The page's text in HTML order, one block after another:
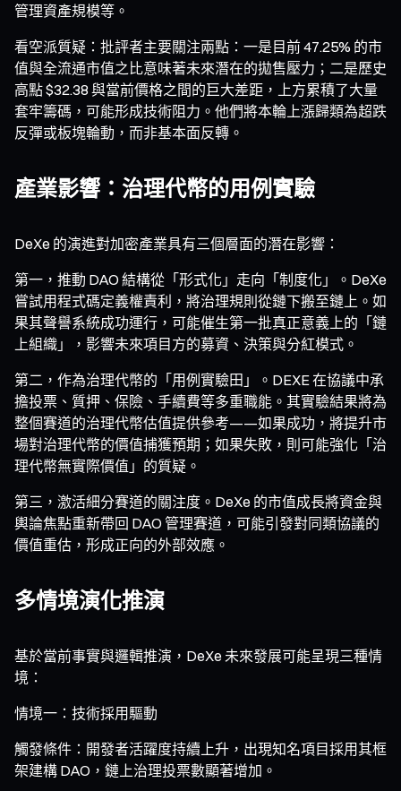
管理資產規模等。
看空派質疑：批評者主要關注兩點：一是目前 47.25% 的市
值與全流通市值之比意味著未來潛在的拋售壓力；二是歷史
高點 $32.38 與當前價格之間的巨大差距，上方累積了大量
套牢籌碼，可能形成技術阻力。他們將本輪上漲歸類為超跌
反彈或板塊輪動，而非基本面反轉。
產業影響：治理代幣的用例實驗
DeXe 的演進對加密產業具有三個層面的潛在影響：
第一，推動 DAO 結構從「形式化」走向「制度化」。DeXe
嘗試用程式碼定義權責利，將治理規則從鏈下搬至鏈上。如
果其聲譽系統成功運行，可能催生第一批真正意義上的「鏈
上組織」，影響未來項目方的募資、決策與分紅模式。
第二，作為治理代幣的「用例實驗田」。DEXE 在協議中承
擔投票、質押、保險、手續費等多重職能。其實驗結果將為
整個賽道的治理代幣估值提供參考——如果成功，將提升市
場對治理代幣的價值捕獲預期；如果失敗，則可能強化「治
理代幣無實際價值」的質疑。
第三，激活細分賽道的關注度。DeXe 的市值成長將資金與
輿論焦點重新帶回 DAO 管理賽道，可能引發對同類協議的
價值重估，形成正向的外部效應。
多情境演化推演
基於當前事實與邏輯推演，DeXe 未來發展可能呈現三種情
境：
情境一：技術採用驅動
觸發條件：開發者活躍度持續上升，出現知名項目採用其框
架建構 DAO，鏈上治理投票數顯著增加。